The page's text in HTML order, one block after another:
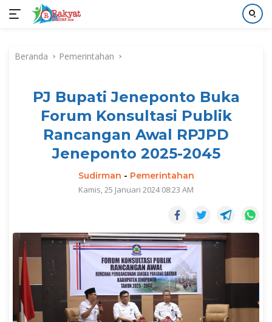
kontenBeranda Pemerintahan
PJ Bupati Jeneponto Buka
Forum Konsultasi Publik
Rancangan Awal RPJPD
Jeneponto 2025-2045
Sudirman - Pemerintahan
Kamis, 25 Januari 2024 08:23 AM